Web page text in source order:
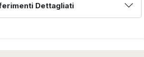
Dettagliati